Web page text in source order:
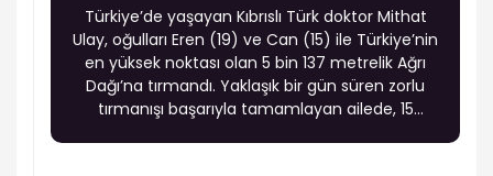
Türkiye’de yaşayan Kıbrıslı Türk doktor Mithat
Ulay, oğulları Eren (19) ve Can (15) ile Türkiye’nin
en yüksek noktası olan 5 bin 137 metrelik Ağrı
Dağı’na tırmandı. Yaklaşık bir gün süren zorlu
tırmanışı başarıyla tamamlayan ailede, 15